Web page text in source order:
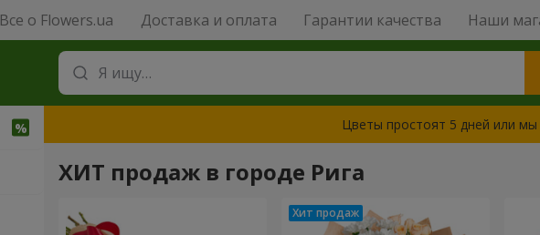
Все о Flowers.ua Доставка и оплата Гарантии качества Наши
Цветы простоят 5 дней или мы
ХИТ продаж в городе Рига